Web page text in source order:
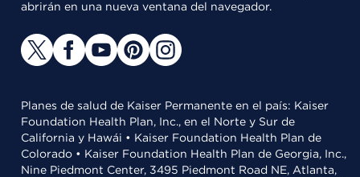
abrirán en una nueva ventana del navegador.
Planes de salud de Kaiser Permanente en el país: Kaiser
Foundation Health Plan, Inc., en el Norte y Sur de
California y Hawái • Kaiser Foundation Health Plan de
Colorado • Kaiser Foundation Health Plan de Georgia, Inc.,
Nine Piedmont Center, 3495 Piedmont Road NE, Atlanta,